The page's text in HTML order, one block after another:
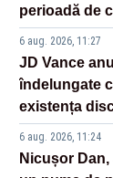
perioadă de
6 aug. 2026, 11:27
JD Vance
îndelungate
existența
6 aug. 2026, 11:24
Nicușor